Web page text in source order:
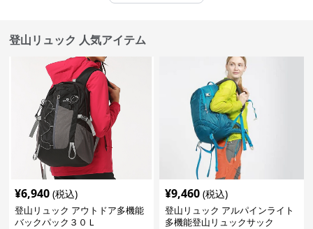
登山リュック 人気アイテム
¥6,940 (税込)
登山リュック アウトドア多機能
バックパック３０Ｌ
¥9,460 (税込)
登山リュック アルパインライト
多機能登山リュックサック